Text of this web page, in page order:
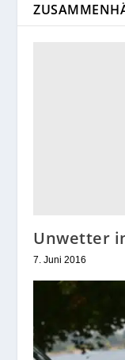
Unwetter
7. Juni 2016